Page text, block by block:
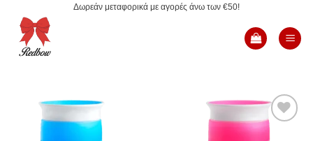
περιεχόμενο
Δωρεάν μεταφορικά με αγορές άνω των €50!